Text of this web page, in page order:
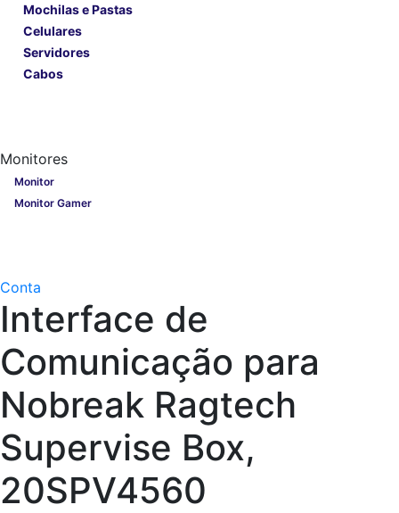
Mochilas e Pastas
Celulares
Servidores
Cabos
Monitores
Monitor
Monitor Gamer
Conta
Interface de
Comunicação para
Nobreak Ragtech
Supervise Box,
20SPV4560